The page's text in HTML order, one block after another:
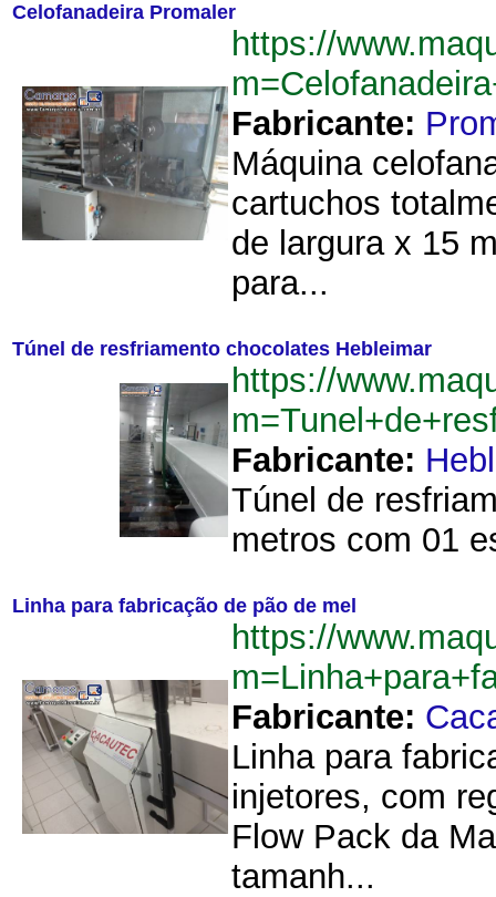
Celofanadeira Promaler
https://
Fabricante:
Máquina
cartuchos
de largura x 15
para...
Túnel de resfriamento chocolates Hebleimar
https://
Fabricante:
Túnel de
metros com 01
Linha para fabricação de pão de mel
https://
Fabricante:
Linha para
injetores, com
Flow Pack da
tamanh...